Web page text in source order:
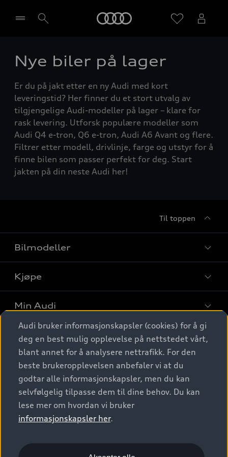
Velg forhandler
Nye biler på lager
Er du på jakt etter en ny Audi med kort
leveringstid? Her finner du et stort utvalg av
tilgjengelige Audi-modeller på lager – klare for
rask levering. Utforsk populære modeller som
Audi Q4 e-tron, Q6 e-tron, Audi A6 Avant og flere.
Filtrer etter modell, drivlinje, farge og utstyr for å
finne bilen som passer perfekt for deg. Start
jakten på din neste Audi her!
Til toppen
Bilmodeller
Finn din Audi
Sammenlign bilmodeller
Elbiler
SUV
Stasjonsvogn
Sportback
S/RS
Konseptbiler og prototyper
Kjøpe
Kjøpshjelp
Biler på lager
Finn forhandler
Bestill prøvekjøring
Kontakt forhandler
Bilgarantier
Min Audi
Behold nybilfølelsen
Audi Originalt tilbehør
Verkstedtjenester
Digitale tjenester
Audi digitale tjenester
Audi connect
Functions on demand
Kom i gang med myAudi
Audi Norge
Kundeservice
Audi Driving Experience
© 2026 AUDI NORGE. All Rights Reserved.
Audi bruker informasjonskapsler (cookies) for å gi
deg en best mulig opplevelse på nettstedet vårt,
blant annet for å analysere nettrafikk. For den
beste brukeropplevelsen anbefaler vi at du
godtar alle informasjonskapsler, men du kan
selvfølgelig tilpasse dem til dine behov. Du kan
lese mer om hvordan vi bruker
informasjonskapsler her.